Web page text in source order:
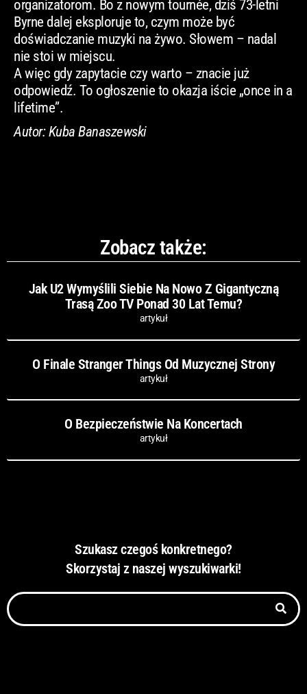
organizatorom. Bo z nowym tournée, dziś 73-letni
Byrne dalej eksploruje to, czym może być
doświadczanie muzyki na żywo. Słowem – nadal
nie stoi w miejscu.
A więc gdy zapytacie czy warto – znacie już
odpowiedź. To ogłoszenie to okazja iście „once in a
lifetime”.
Autor: Kuba Banaszewski
Zobacz także:
Jak U2 Wymyślili Siebie Na Nowo Z Gigantyczną
Trasą Zoo TV Ponad 30 Lat Temu?
artykuł
O Finale Stranger Things Od Muzycznej Strony
artykuł
O Bezpieczeństwie Na Koncertach
artykuł
Szukasz czegoś konkretnego?
Skorzystaj z naszej wyszukiwarki!
Szukaj